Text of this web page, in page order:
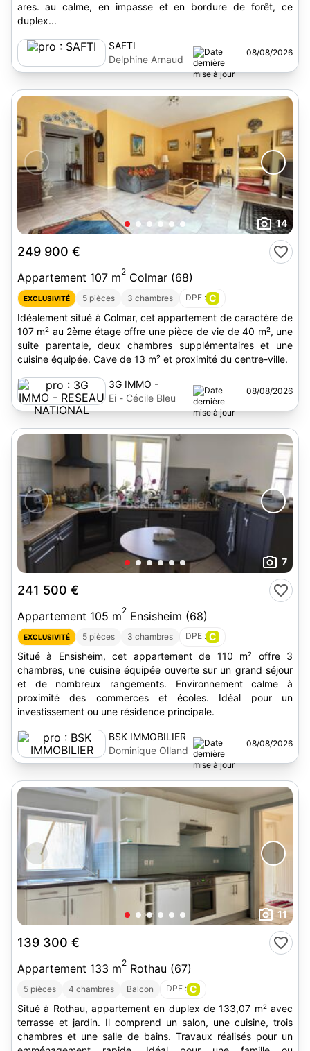
ares. au calme, en impasse et en bordure de forêt, ce
duplex...
SAFTI
Delphine Arnaud
08/08/2026
14
249 900 €
Appartement 107 m2 Colmar (68)
EXCLUSIVITÉ 5 pièces 3 chambres DPE : C
Idéalement situé à Colmar, cet appartement de caractère de
107 m² au 2ème étage offre une pièce de vie de 40 m², une
suite parentale, deux chambres supplémentaires et une
cuisine équipée. Cave de 13 m² et proximité du centre-ville.
3G IMMO -
RESEAU
NATIONAL
Ei - Cécile Bleu
08/08/2026
7
241 500 €
Appartement 105 m2 Ensisheim (68)
EXCLUSIVITÉ 5 pièces 3 chambres DPE : C
Situé à Ensisheim, cet appartement de 110 m² offre 3
chambres, une cuisine équipée ouverte sur un grand séjour
et de nombreux rangements. Environnement calme à
proximité des commerces et écoles. Idéal pour un
investissement ou une résidence principale.
BSK IMMOBILIER
Dominique Olland
08/08/2026
11
139 300 €
Appartement 133 m2 Rothau (67)
5 pièces 4 chambres Balcon DPE : C
Situé à Rothau, appartement en duplex de 133,07 m² avec
terrasse et jardin. Il comprend un salon, une cuisine, trois
chambres et une salle de bains. Travaux réalisés pour un